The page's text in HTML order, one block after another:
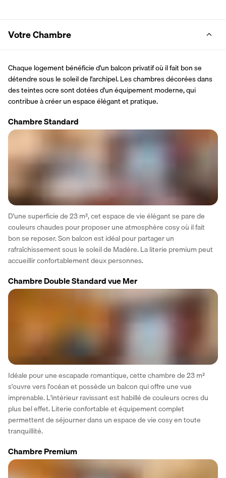
Votre Chambre
Chaque logement bénéficie d'un balcon privatif où il fait bon se
détendre sous le soleil de l'archipel. Les chambres décorées dans
des teintes ocre sont dotées d'un équipement moderne, qui
contribue à créer un espace élégant et pratique.
Chambre Standard
D'une superficie de 23 m², cet espace de vie élégant se pare de
couleurs chaudes pour proposer une atmosphère cosy où il fait
bon se reposer. Son balcon est idéal pour partager un
rafraîchissement sous le soleil de Madère. La literie premium peut
accueillir confortablement deux personnes.
Chambre Double Standard vue Mer
Idéale pour une escapade romantique, cette chambre de 23 m²
s'ouvre vers l'océan et possède un balcon qui offre une vue
imprenable. L'intérieur ravissant est habillé de couleurs ocres du
plus bel effet. Literie confortable et équipement complet
permettent de séjourner dans un espace de vie cosy en toute
tranquillité.
Chambre Premium